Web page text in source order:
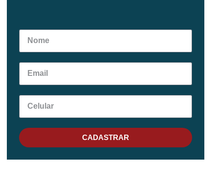
CADASTRAR